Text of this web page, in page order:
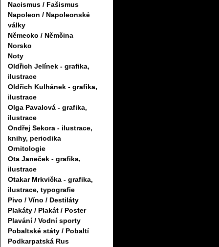
Nacismus / Fašismus
Napoleon / Napoleonské
války
Německo / Němčina
Norsko
Noty
Oldřich Jelínek - grafika,
ilustrace
Oldřich Kulhánek - grafika,
ilustrace
Olga Pavalová - grafika,
ilustrace
Ondřej Sekora - ilustrace,
knihy, periodika
Ornitologie
Ota Janeček - grafika,
ilustrace
Otakar Mrkvička - grafika,
ilustrace, typografie
Pivo / Víno / Destiláty
Plakáty / Plakát / Poster
Plavání / Vodní sporty
Pobaltské státy / Pobaltí
Podkarpatská Rus